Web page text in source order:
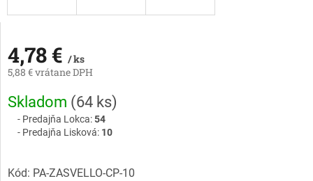
4,78 € / ks
5,88 € vrátane DPH
Jednotková
cena:
Skladom (64 ks)
Predajňa Lokca:54
Predajňa Lisková: 10
Kód: PA-ZASVELLO-CP-10